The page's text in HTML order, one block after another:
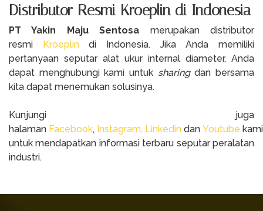
Distributor Resmi Kroeplin di Indonesia
PT Yakin Maju Sentosa merupakan distributor
resmi Kroeplindi Indonesia. Jika Anda memiliki
pertanyaan seputar alat ukur internal diameter, Anda
dapat menghubungi kami untuk sharingdan bersama
kita dapat menemukan solusinya.
Kunjungi juga
halaman Facebook, Instagram, Linkedin dan Youtube kami
untuk mendapatkan informasi terbaru seputar peralatan
industri.